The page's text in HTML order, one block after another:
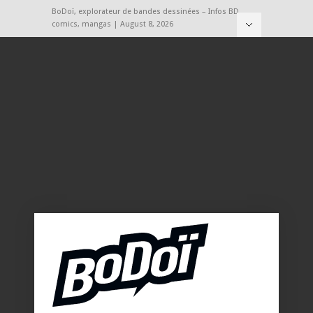
BoDoï, explorateur de bandes dessinées – Infos BD,
comics, mangas | August 8, 2026